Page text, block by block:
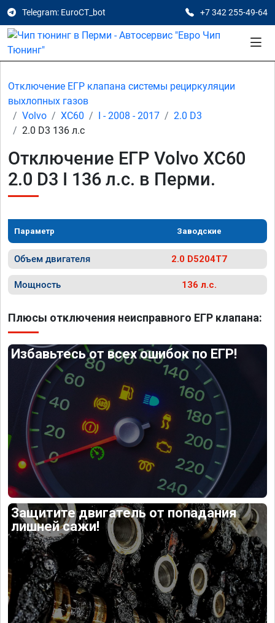
Telegram: EuroCT_bot +7 342 255-49-64
Отключение ЕГР клапана системы рециркуляции
выхлопных газов
Volvo
XC60 I - 2008 - 2017
2.0 D3
2.0 D3 136 л.с
Отключение ЕГР Volvo XC60
2.0 D3 I 136 л.с. в Перми.
Параметр Заводские
Объем двигателя 2.0 D5204T7
Мощность 136 л.с.
Плюсы отключения неисправного ЕГР клапана:
Избавьтесь от всех ошибок по ЕГР!
Защитите двигатель от попадания
лишней сажи!